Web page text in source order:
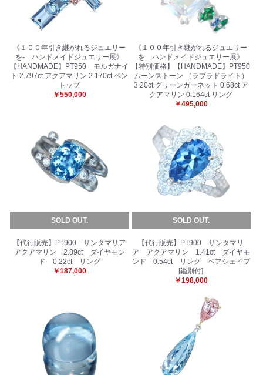
《１００年引き継がれるジュエリー
を- ハンドメイドジュエリー展》
【HANDMADE】PT950 モルガナイ
ト 2.797ct アクアマリン 2.170ct ペン
トップ
￥550,000
《１００年引き継がれるジュエリー
を ハンドメイドジュエリー展》
【特別価格】【HANDMADE】PT950
ムーンストーン （ラブラドライト）
3.20ct グリーンガーネット 0.68ct ア
クアマリン 0.164ct リング
￥495,000
SOLD OUT.
【代行販売】PT900 サンタマリア
アクアマリン 2.89ct ダイヤモン
ド 0.22ct リング
￥187,000
SOLD OUT.
【代行販売】PT900 サンタマリ
ア アクアマリン 1.41ct ダイヤモ
ンド 0.54ct リング ペアシェイプ
[鑑別付]
￥198,000